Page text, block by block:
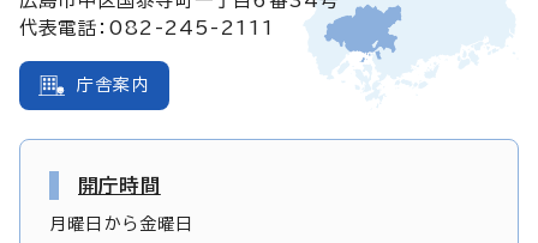
代表電話：082-245-2111
庁舎案内
開庁時間
月曜日から金曜日